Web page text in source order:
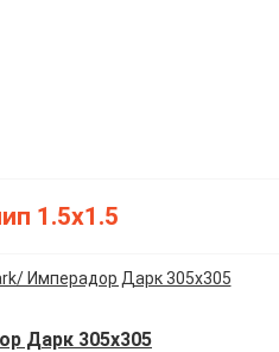
1.5х1.5
Дарк 305х305